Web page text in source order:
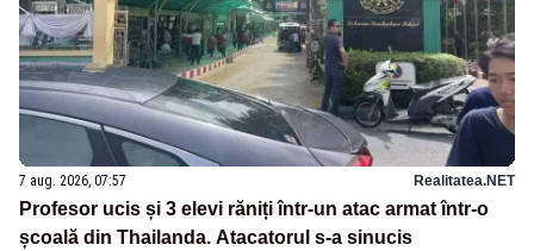
7 aug. 2026, 07:57 Realitatea.NET
Profesor ucis și 3 elevi răniți într-un atac armat într-o
școală din Thailanda. Atacatorul s-a sinucis